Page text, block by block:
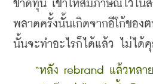
ขาดทุน เขาให้สัมภาษณ์ไว้ใน
พลาดครั้งนั้นเกิดจากอีโก้ของ
นั้นจะทำอะไรก็ได้แล้ว ไม่ได้
“หลัง rebrand แล้วหลา